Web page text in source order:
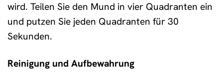
wird. Teilen Sie den Mund in vier Quadranten ein
und putzen Sie jeden Quadranten für 30
Sekunden.
Reinigung und Aufbewahrung